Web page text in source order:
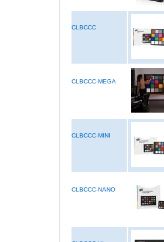
CLBCCC
CLBCCC-MEGA
CLBCCC-MINI
CLBCCC-NANO